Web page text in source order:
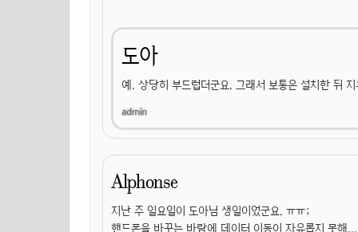
도아
예. 상당히 부드럽더군요. 그래서 보통은 설치한 뒤
Alphonse
지난 주 일요일이 도아님 생일이었군요. ㅠㅠ;
핸드폰을 바꾸는 바람에 데이터 이동이 자유롭지 못해...